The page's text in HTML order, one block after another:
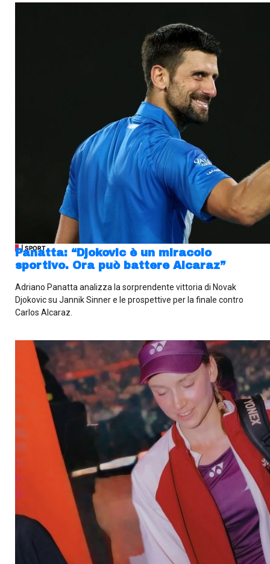
| SPORT
Panatta: “Djokovic è un miracolo
sportivo. Ora può battere Alcaraz”
Adriano Panatta analizza la sorprendente vittoria di Novak
Djokovic su Jannik Sinner e le prospettive per la finale contro
Carlos Alcaraz.